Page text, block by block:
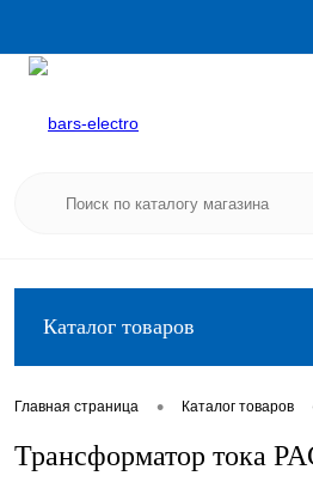
Каталог товаров
Главная страница • Каталог товаров
Трансформатор тока